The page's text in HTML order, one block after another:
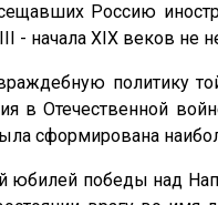
Россию
- начала XIX веков не
политику
в Отечественной
сформирована
юбилей победы над